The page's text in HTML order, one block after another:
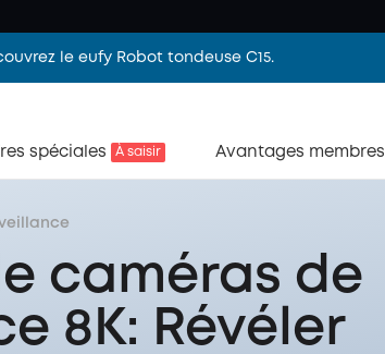
le eufy Robot tondeuse C15.
spéciales À saisir Avantages membres
caméras de
8K: Révéler